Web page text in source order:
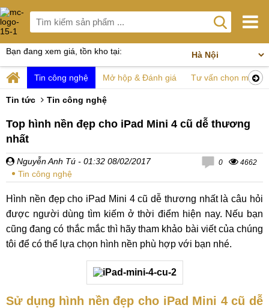
Bạn đang xem giá, tồn kho tại:
Tin công nghệ Mở hộp & Đánh giá Tư vấn chọn mua
Tin tức Tin công nghệ
Top hình nền đẹp cho iPad Mini 4 cũ dễ thương
nhất
Nguyễn Anh Tú - 01:32 08/02/2017
Tin công nghệ
0 4662
Hình nền đẹp cho iPad Mini 4 cũ dễ thương nhất là câu hỏi
được người dùng tìm kiếm ở thời điểm hiện nay. Nếu bạn
cũng đang có thắc mắc thì hãy tham khảo bài viết của chúng
tôi để có thể lựa chọn hình nền phù hợp với bạn nhé.
Sử dụng hình nền đẹp cho iPad Mini 4 cũ dễ